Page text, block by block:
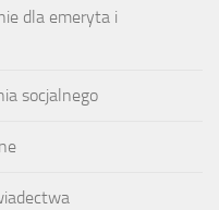
dla emeryta i
socjalnego